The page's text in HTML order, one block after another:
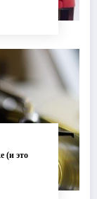
(и это